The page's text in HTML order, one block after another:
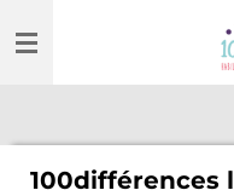
au
100différences